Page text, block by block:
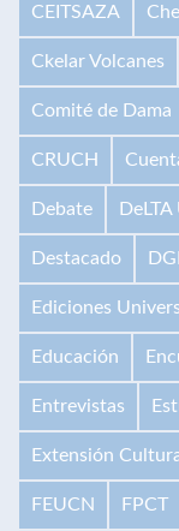
CEITSAZA
Ckelar Volcanes
Comité de Dama
CRUCH
Debate DeLTA
Destacado
Ediciones
Educación
Entrevistas
Extensión
FEUCN FPCT